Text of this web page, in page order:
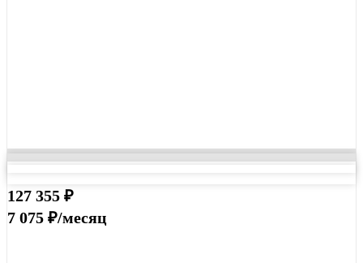
127 355 ₽
7 075 ₽/месяц